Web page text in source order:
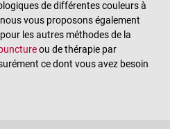
de différentes couleurs à
vous proposons également
les autres méthodes de la
ou de thérapie par
ce dont vous avez besoin